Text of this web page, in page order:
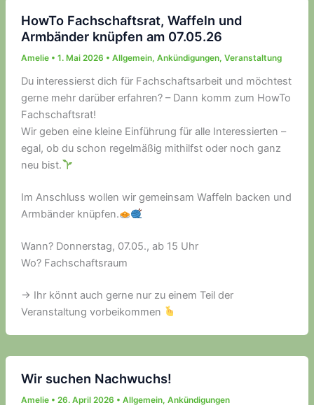
HowTo Fachschaftsrat, Waffeln und
Armbänder knüpfen am 07.05.26
Amelie • 1. Mai 2026 • Allgemein, Ankündigungen, Veranstaltung
Du interessierst dich für Fachschaftsarbeit und möchtest
gerne mehr darüber erfahren? – Dann komm zum HowTo
Fachschaftsrat!
Wir geben eine kleine Einführung für alle Interessierten –
egal, ob du schon regelmäßig mithilfst oder noch ganz
neu bist.
Im Anschluss wollen wir gemeinsam Waffeln backen und
Armbänder knüpfen.
Wann? Donnerstag, 07.05., ab 15 Uhr
Wo? Fachschaftsraum
-> Ihr könnt auch gerne nur zu einem Teil der
Veranstaltung vorbeikommen
Wir suchen Nachwuchs!
Amelie • 26. April 2026 • Allgemein, Ankündigungen